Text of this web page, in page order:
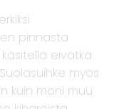
pinnasta
eivätkä
myös
kuin moni muu